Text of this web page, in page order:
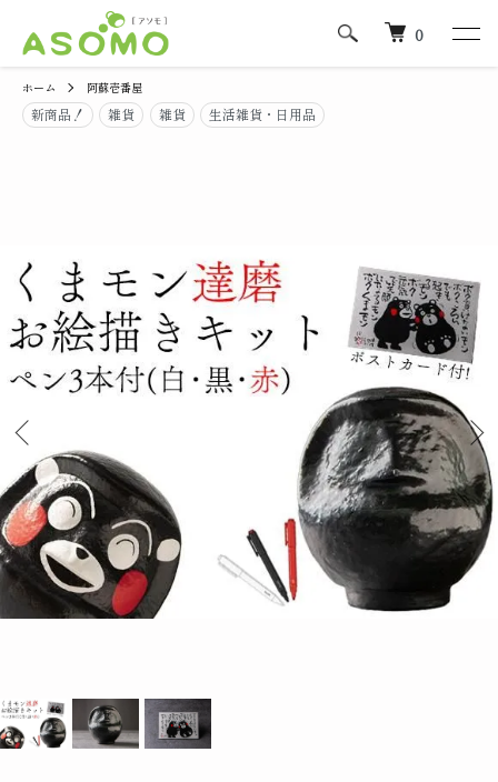
0
ホーム 阿蘇壱番屋
新商品！ 雑貨 雑貨 生活雑貨・日用品